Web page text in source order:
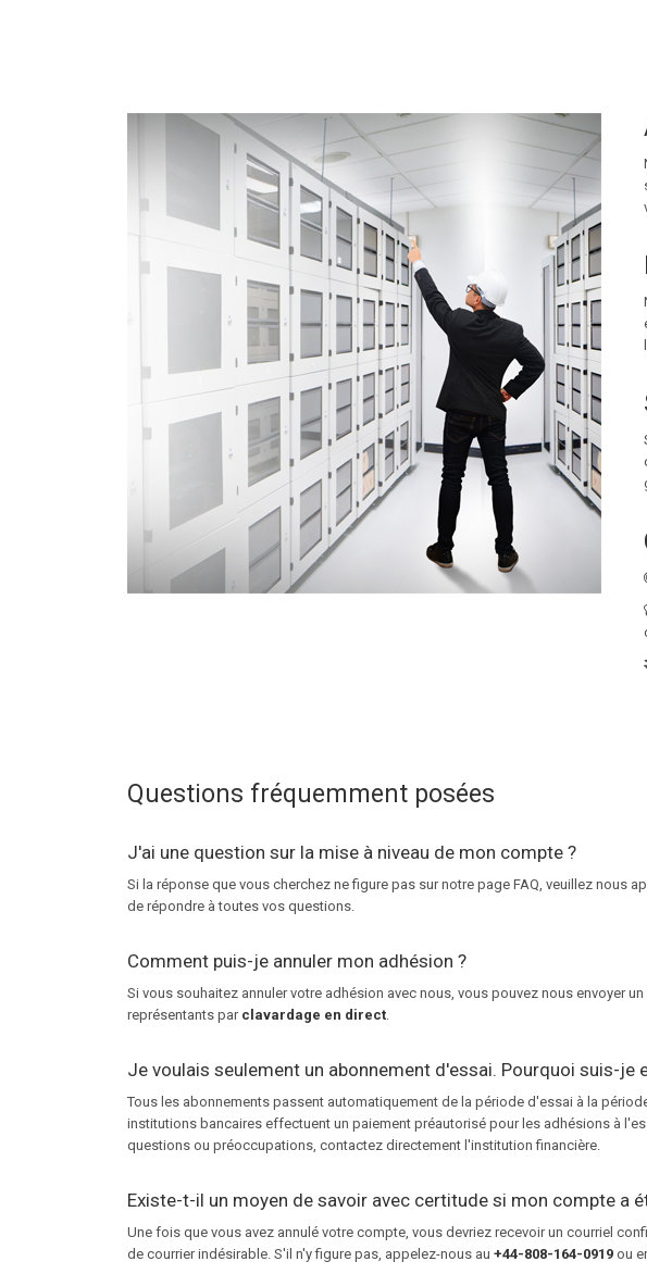
Questions fréquemment posées
J'ai une question sur la mise à niveau de mon compte ?
Si la réponse que vous cherchez ne figure pas sur notre page FAQ, veuillez nous
de répondre à toutes vos questions.
Comment puis-je annuler mon adhésion ?
Si vous souhaitez annuler votre adhésion avec nous, vous pouvez nous envoyer un
représentants par clavardage en direct.
Je voulais seulement un abonnement d'essai. Pourquoi suis-je
Tous les abonnements passent automatiquement de la période d'essai à la
institutions bancaires effectuent un paiement préautorisé pour les adhésions à
questions ou préoccupations, contactez directement l'institution financière.
Existe-t-il un moyen de savoir avec certitude si mon compte a
Une fois que vous avez annulé votre compte, vous devriez recevoir un courriel
de courrier indésirable. S'il n'y figure pas, appelez-nous au +44-808-164-0919 ou